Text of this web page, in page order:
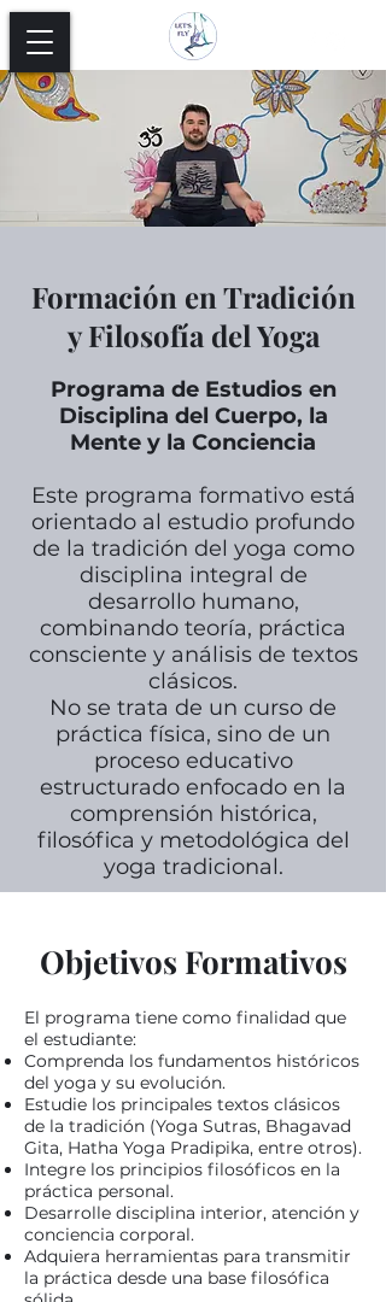
Formación en Tradición
y Filosofía del Yoga
Programa de Estudios en
Disciplina del Cuerpo, la
Mente y la Conciencia
Este programa formativo está
orientado al estudio profundo
de la tradición del yoga como
disciplina integral de
desarrollo humano,
combinando teoría, práctica
consciente y análisis de textos
clásicos.
No se trata de un curso de
práctica física, sino de un
proceso educativo
estructurado enfocado en la
comprensión histórica,
filosófica y metodológica del
yoga tradicional.
Objetivos Formativos
El programa tiene como finalidad que
el estudiante:
Comprenda los fundamentos históricos
del yoga y su evolución.
Estudie los principales textos clásicos
de la tradición (Yoga Sutras, Bhagavad
Gita, Hatha Yoga Pradipika, entre otros).
Integre los principios filosóficos en la
práctica personal.
Desarrolle disciplina interior, atención y
conciencia corporal.
Adquiera herramientas para transmitir
la práctica desde una base filosófica